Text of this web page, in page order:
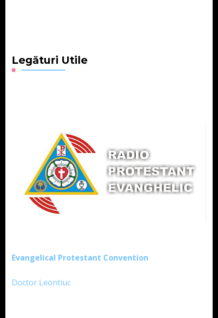
Legături Utile
Evangelical Protestant Convention
Doctor Leontiuc